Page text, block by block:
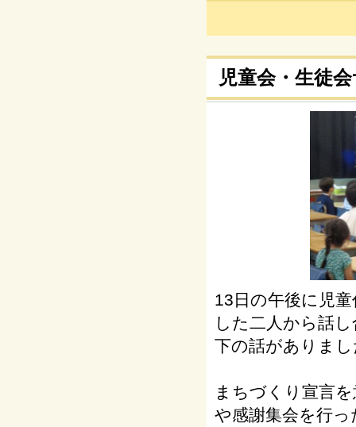
児童会・生徒
13日の午後に児
した二人から話
下の話がありま
まちづくり宣言
や感謝集会を行